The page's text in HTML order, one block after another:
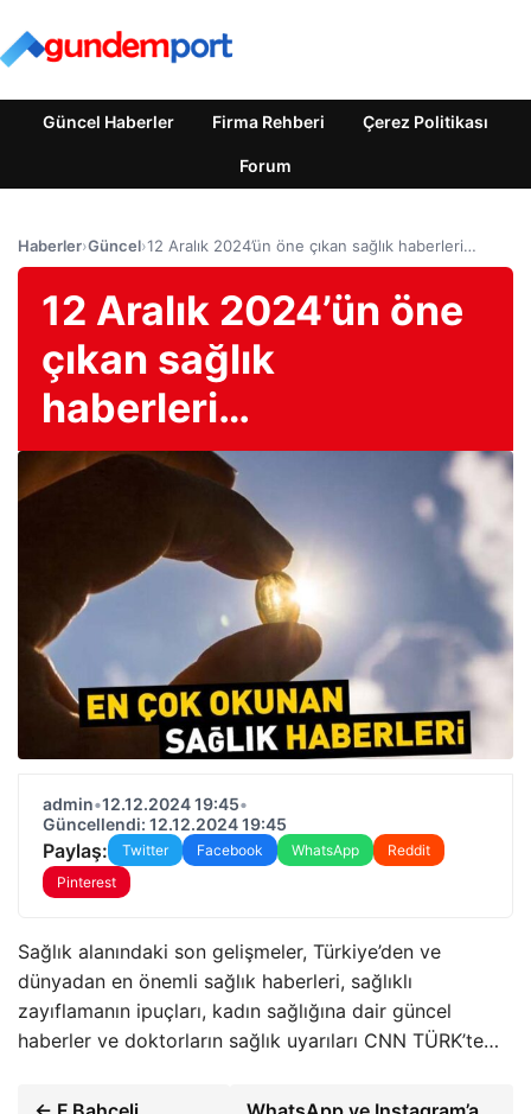
Güncel Haberler Firma Rehberi Çerez Politikası
Forum
Haberler›Güncel›12 Aralık 2024’ün öne çıkan sağlık haberleri…
12 Aralık 2024’ün öne
çıkan sağlık
haberleri…
admin•12.12.2024 19:45•
Güncellendi: 12.12.2024 19:45
Paylaş: Twitter Facebook WhatsApp
Reddit
Pinterest
Sağlık alanındaki son gelişmeler, Türkiye’den ve
dünyadan en önemli sağlık haberleri, sağlıklı
zayıflamanın ipuçları, kadın sağlığına dair güncel
haberler ve doktorların sağlık uyarıları CNN TÜRK’te…